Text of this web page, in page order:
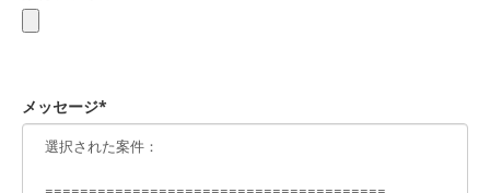
メッセージ*